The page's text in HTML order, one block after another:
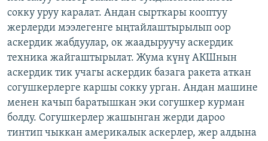
сокку уруу каралат. Андан сырткары кооптуу
жерлерди мээлегенге ыңтайлаштырылып оор
аскердик жабдуулар, ок жаадыруучу аскердик
техника жайгаштырылат. Жума күнү АКШнын
аскердик тик учагы аскердик базага ракета аткан
согушкерлерге каршы сокку урган. Андан машине
менен качып баратышкан эки согушкер курман
болду. Согушкерлер жашынган жерди дароо
тинтип чыккан америкалык аскерлер, жер алдына